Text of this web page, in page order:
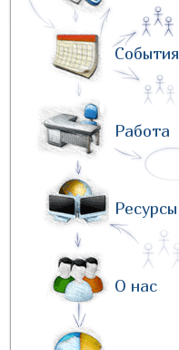
События
Работа
Ресурсы
О нас